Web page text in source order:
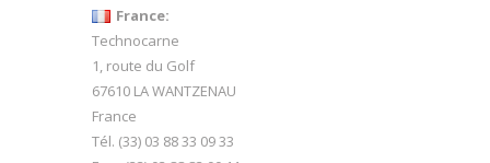
France:
Technocarne
1, route du Golf
67610 LA WANTZENAU
France
Tél. (33) 03 88 33 09 33